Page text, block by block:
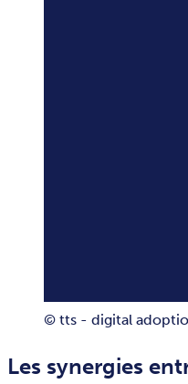
© tts - digital
Les synergies